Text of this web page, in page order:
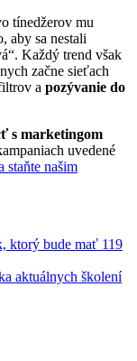
tínedžerov mu
aby sa nestali
Každý trend však
začne sieťach
a pozývanie do
s marketingom
uvedené
staňte našim
ktorý bude mať 119
aktuálnych školení